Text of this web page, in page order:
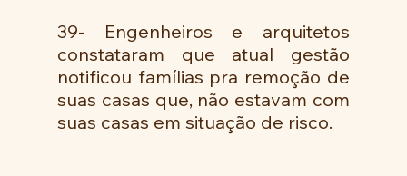
39- Engenheiros e arquitetos
constataram que atual gestão
notificou famílias pra remoção de
suas casas que, não estavam com
suas casas em situação de risco.